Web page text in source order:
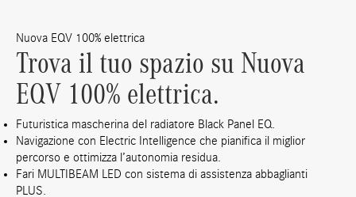
Nuova EQV 100% elettrica
Trova il tuo spazio su Nuova
EQV 100% elettrica.
Futuristica mascherina del radiatore Black Panel EQ.
Navigazione con Electric Intelligence che pianifica il miglior
percorso e ottimizza l’autonomia residua.
Fari MULTIBEAM LED con sistema di assistenza abbaglianti
PLUS.